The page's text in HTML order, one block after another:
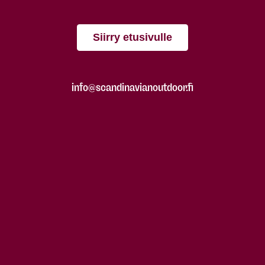
Siirry etusivulle
info@scandinavianoutdoor.fi